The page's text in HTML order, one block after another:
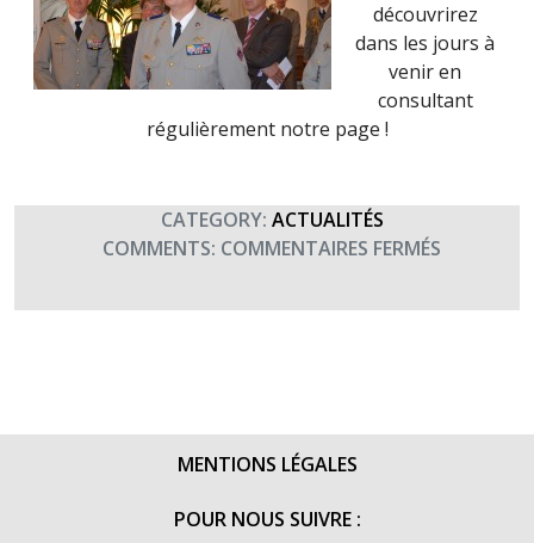
découvrirez
dans les jours à
venir en
consultant
régulièrement notre page !
CATEGORY: ACTUALITÉS
COMMENTS: COMMENTAIRES FERMÉS
TERRE
MENTIONS LÉGALES
POUR NOUS SUIVRE :